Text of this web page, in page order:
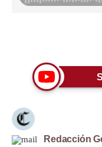
Estilos
Mundo
EEUU
MéxicoRedacción